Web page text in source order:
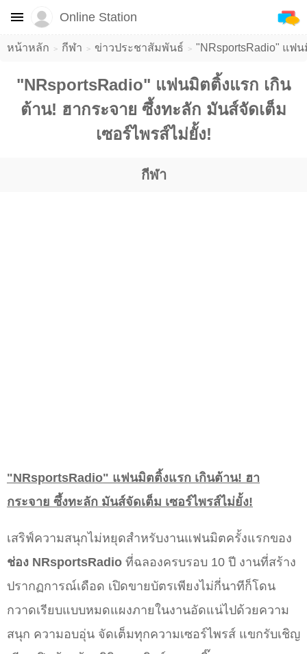
หน้าหลัก กีฬา ข่าวประชาสัมพันธ์ ​"NRsportsRadio" แฟ
​"NRsportsRadio" แฟนมิตติ้งแรก เกิน
ต้าน! ฮากระจาย ซึ้งทะลัก มันส์จัดเต็ม
เซอร์ไพรส์ไม่ยั้ง!
กีฬา
"NRsportsRadio" แฟนมิตติ้งแรก เกินต้าน! ฮา
กระจาย ซึ้งทะลัก มันส์จัดเต็ม เซอร์ไพรส์ไม่ยั้ง!
เสริฟ์ความสนุกไม่หยุดสำหรับงานแฟนมิตครั้งแรกของ
ช่อง NRsportsRadio ที่ฉลองครบรอบ 10 ปี งานที่สร้าง
ปรากฏการณ์เดือด เปิดขายบัตรเพียงไม่กี่นาทีก็โดน
กวาดเรียบแบบหมดแผงภายในงานอัดแน่ไปด้วยความ
สนุก ความอบอุ่น จัดเต็มทุกความเซอร์ไพรส์ แขกรับเชิญ
Online Station